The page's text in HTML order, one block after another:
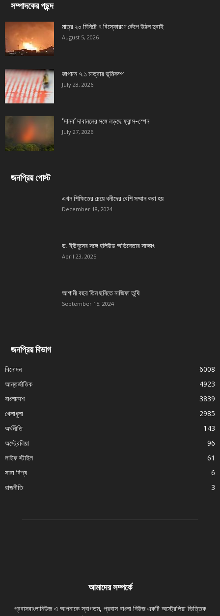
সম্পাদকের পছন্দ
মাত্র ২০ মিনিটে ৭ বিস্ফোরণে কেঁপে উঠল দুবাই
August 5, 2026
জাপানে ৭.১ মাত্রার ভূমিকম্প
July 28, 2026
‘দানব’ দাবানলের সঙ্গে লড়ছে ফ্রান্স-স্পেন
July 27, 2026
জনপ্রিয় পোস্ট
এখন শিক্ষিতের চেয়ে ধনীদের বেশি সম্মান করা হয়
December 18, 2024
ড. ইউনূসের সঙ্গে হলিউড অভিনেতার সাক্ষাৎ
April 23, 2025
আগামী বছর তিন ছবিতে নাজিফা তুষি
September 15, 2024
জনপ্রিয় বিভাগ
বিনোদন
6008
আন্তর্জাতিক
4923
বাংলাদেশ
3839
খেলাধুলা
2985
অর্থনীতি
143
অস্ট্রেলিয়া
96
লাইফ স্টাইল
61
সারা বিশ্ব
6
রাজনীতি
3
আমাদের সম্পর্কে
প্রবাসবাংলানিউজ এ আপনাকে স্বাগতম, প্রবাস বাংলা নিউজ একটি অস্ট্রেলিয়া ভিত্তিক